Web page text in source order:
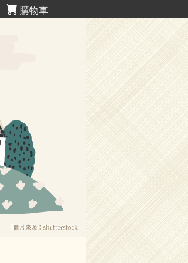
購物車